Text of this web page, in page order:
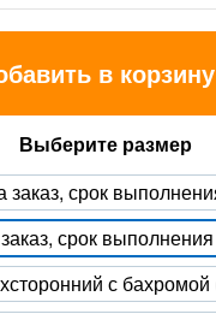
в корзину
Выберите размер